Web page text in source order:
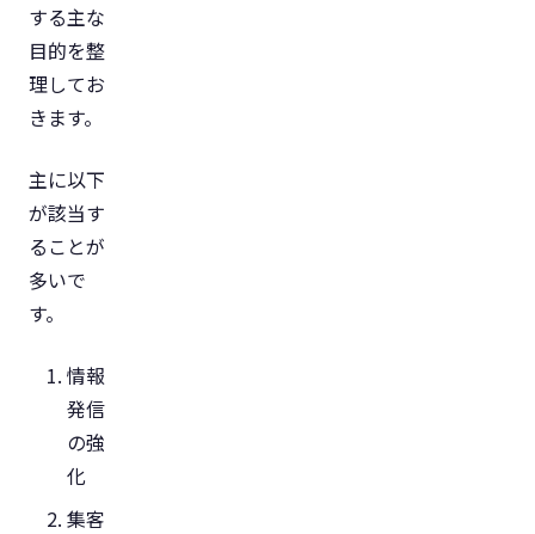
する主な
目的を整
理してお
きます。
主に以下
が該当す
ることが
多いで
す。
情報
発信
の強
化
集客